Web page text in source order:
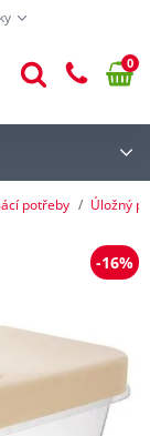
0
potřeby Úložný
-16%